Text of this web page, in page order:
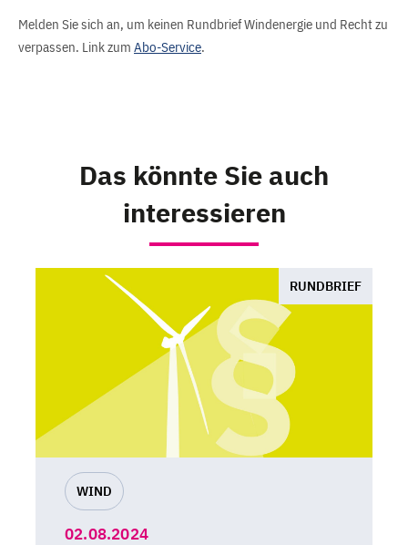
Melden Sie sich an, um keinen Rundbrief Windenergie und Recht zu
verpassen. Link zum Abo-Service.
Das könnte Sie auch
interessieren
RUNDBRIEF
WIND
02.08.2024